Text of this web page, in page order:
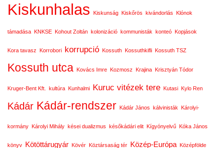
Kiskunhalas Kiskunság Kiskőrös kivándorlás Klónok
támadása KNKSE Kohout Zoltán kolonizáció kommunisták konteó Kopjások
Kora tavasz Korrobori korrupció Kossuth Kossuthkifli Kossuth TSZ
Kossuth utca Kovács Imre Kozmosz Krajina Krisztyán Tódor
Kruger-Bent Kft. kultúra Kunhalmi Kuruc vitézek tere Kutasi Kylo Ren
Kádár Kádár-rendszer Kádár János kálvinisták Károlyi-
kormány Károlyi Mihály kései dualizmus későkádári elit Kígyónyelvű Kóka János
könyv Kötöttárugyár Kövér Köztársaság tér Közép-Európa Középfölde